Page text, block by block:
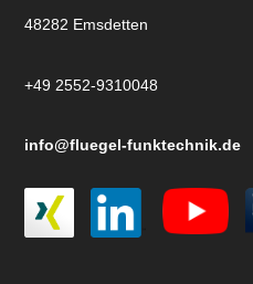
48282 Emsdetten
+49 2552-9310048
info@fluegel-funktechnik.de